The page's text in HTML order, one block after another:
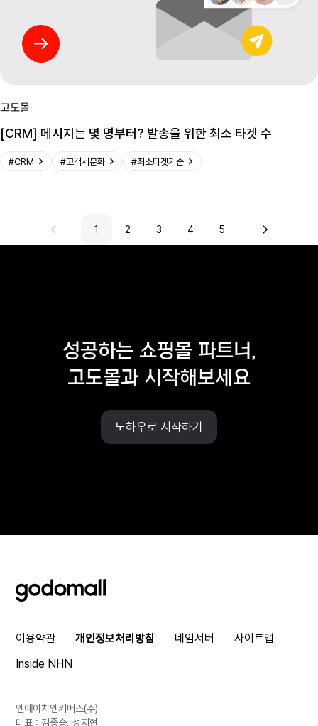
고도몰
[CRM] 메시지는 몇 명부터? 발송을 위한 최소 타겟 수
#CRM #고객세분화 #최소타겟기준
이전 1 2 3 4 5 다음
성공하는 쇼핑몰 파트너,
고도몰과 시작해보세요
노하우로 시작하기
godomall
이용약관 개인정보처리방침 네임서버
사이트맵
Inside NHN
엔에이치엔커머스(주)
대표 : 김종승, 성지현